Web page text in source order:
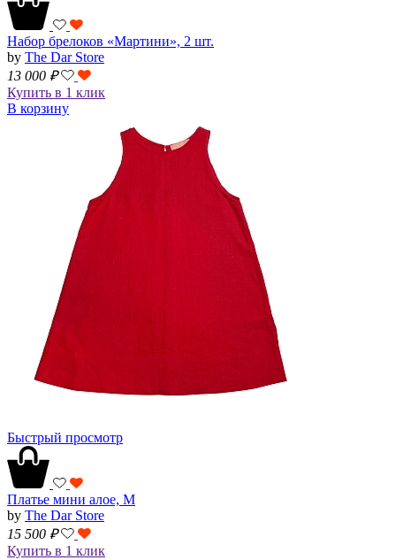
Набор брелоков «Мартини», 2 шт.
by The Dar Store
13 000 ₽
Купить в 1 клик
В корзину
Быстрый просмотр
Платье мини алое, M
by The Dar Store
15 500 ₽
Купить в 1 клик